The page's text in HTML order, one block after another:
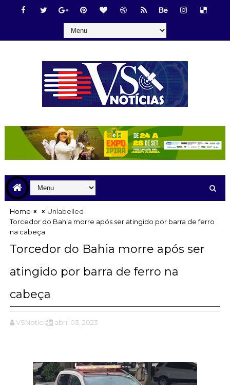
Home
Unlabelled
Torcedor do Bahia morre após ser atingido por barra de ferro
na cabeça
Torcedor do Bahia morre após ser
atingido por barra de ferro na
cabeça
VSNotícias abril 03, 2023